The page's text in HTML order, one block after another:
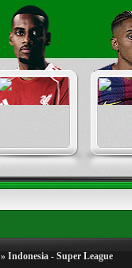
» Indonesia - Super League